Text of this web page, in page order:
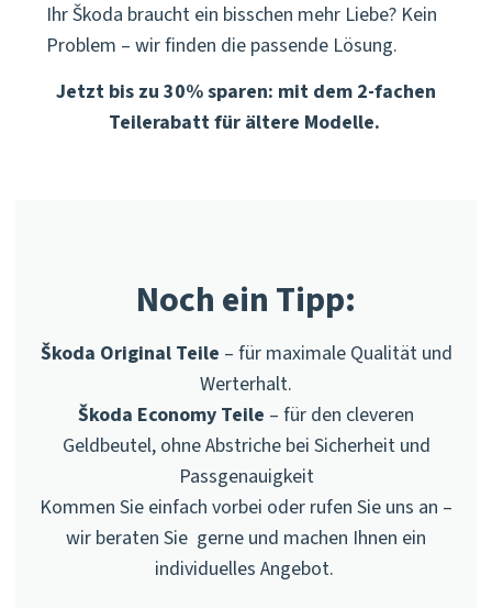
Ihr Škoda braucht ein bisschen mehr Liebe? Kein
Problem – wir finden die passende Lösung.
Jetzt bis zu 30% sparen: mit dem 2-fachen
Teilerabatt für ältere Modelle.
Noch ein Tipp:
Škoda Original Teile – für maximale Qualität und
Werterhalt.
Škoda Economy Teile – für den cleveren
Geldbeutel, ohne Abstriche bei Sicherheit und
Passgenauigkeit
Kommen Sie einfach vorbei oder rufen Sie uns an –
wir beraten Sie gerne und machen Ihnen ein
individuelles Angebot.